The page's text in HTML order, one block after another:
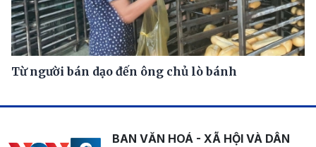
Từ người bán dạo đến ông chủ lò bánh
BAN VĂN HOÁ - XÃ HỘI VÀ DÂN